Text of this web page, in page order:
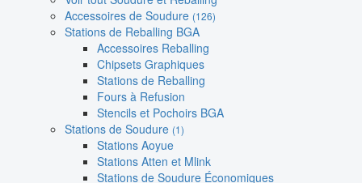
Accessoires de Soudure (126)
Stations de Reballing BGA
Accessoires Reballing
Chipsets Graphiques
Stations de Reballing
Fours à Refusion
Stencils et Pochoirs BGA
Stations de Soudure (1)
Stations Aoyue
Stations Atten et Mlink
Stations de Soudure Économiques